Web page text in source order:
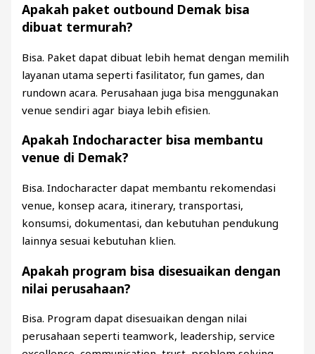
Apakah paket outbound Demak bisa
dibuat termurah?
Bisa. Paket dapat dibuat lebih hemat dengan memilih
layanan utama seperti fasilitator, fun games, dan
rundown acara. Perusahaan juga bisa menggunakan
venue sendiri agar biaya lebih efisien.
Apakah Indocharacter bisa membantu
venue di Demak?
Bisa. Indocharacter dapat membantu rekomendasi
venue, konsep acara, itinerary, transportasi,
konsumsi, dokumentasi, dan kebutuhan pendukung
lainnya sesuai kebutuhan klien.
Apakah program bisa disesuaikan dengan
nilai perusahaan?
Bisa. Program dapat disesuaikan dengan nilai
perusahaan seperti teamwork, leadership, service